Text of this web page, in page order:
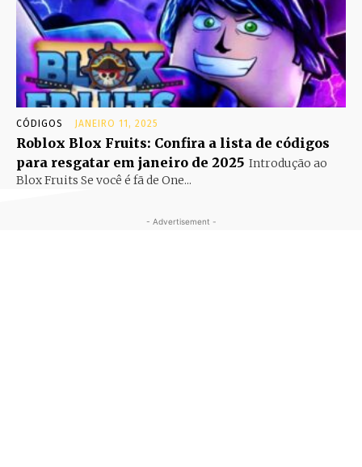
CÓDIGOS JANEIRO 11, 2025
Roblox Blox Fruits: Confira a lista de códigos
para resgatar em janeiro de 2025 Introdução ao
Blox Fruits Se você é fã de One...
- Advertisement -